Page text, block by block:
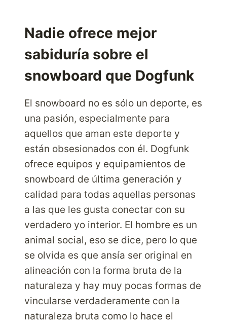
ARTÍCULOS
DE
EXTERIOR
UN
LUGAR
Nadie ofrece mejor
sabiduría sobre el
snowboard que Dogfunk
El snowboard no es sólo un deporte, es
una pasión, especialmente para
aquellos que aman este deporte y
están obsesionados con él. Dogfunk
ofrece equipos y equipamientos de
snowboard de última generación y
calidad para todas aquellas personas
a las que les gusta conectar con su
verdadero yo interior. El hombre es un
animal social, eso se dice, pero lo que
se olvida es que ansía ser original en
alineación con la forma bruta de la
naturaleza y hay muy pocas formas de
vincularse verdaderamente con la
naturaleza bruta como lo hace el